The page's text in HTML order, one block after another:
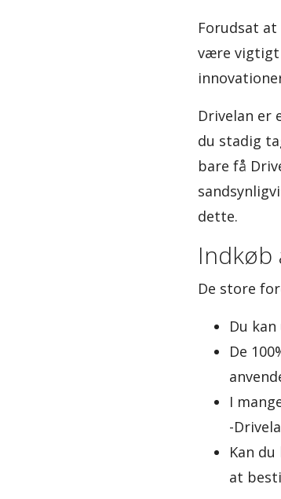
Forudsat
være vigtigt
Drivelan er
du stadig
bare få
dette.
Indkøb
De store
Du
De
I
-
Kan
at